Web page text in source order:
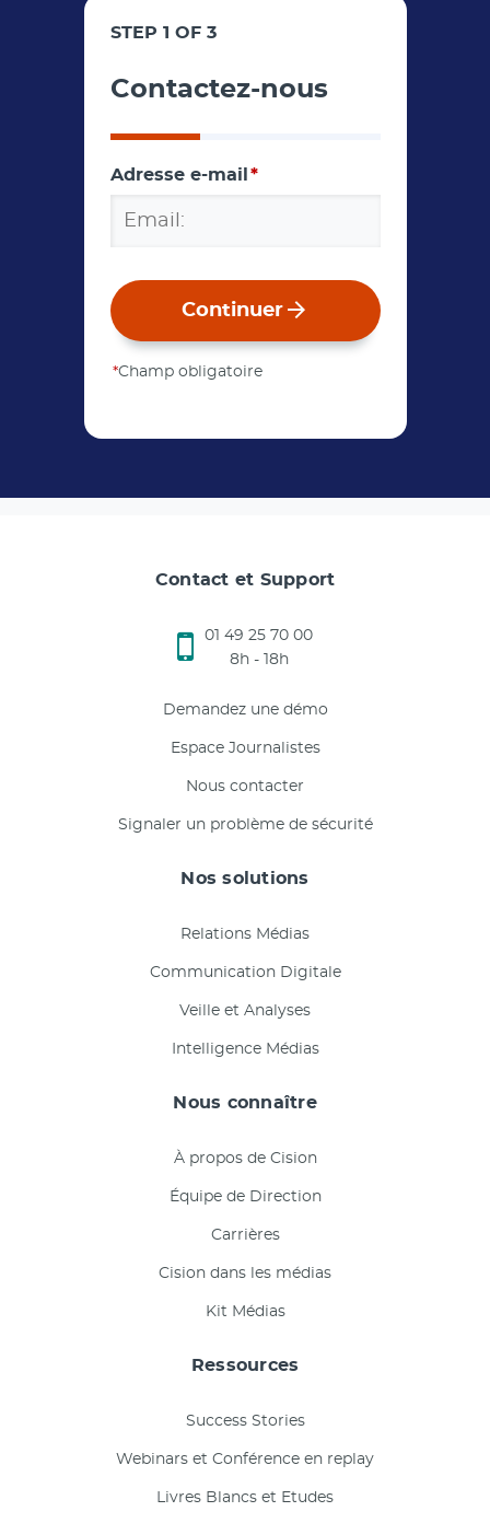
Contactez-nous
STEP 1 OF 3
Adresse e-mail *
Continuer
*Champ obligatoire
Contact et Support
01 49 25 70 00
8h - 18h
Demandez une démo
Espace Journalistes
Nous contacter
Signaler un problème de sécurité
Nos solutions
Relations Médias
Communication Digitale
Veille et Analyses
Intelligence Médias
Nous connaître
À propos de Cision
Équipe de Direction
Carrières
Cision dans les médias
Kit Médias
Ressources
Success Stories
Webinars et Conférence en replay
Livres Blancs et Etudes